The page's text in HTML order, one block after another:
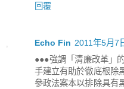
回覆
Echo Fin 2011年5月7
●●●強調「清廉改革」
手建立有助於徹底根除
參政法案本以排除具有